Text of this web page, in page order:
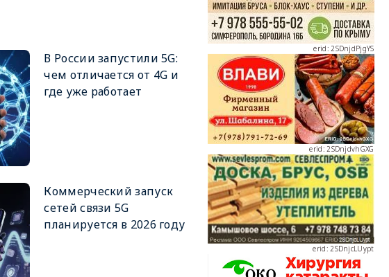
В России запустили 5G:
чем отличается от 4G и
где уже работает
Коммерческий запуск
сетей связи 5G
планируется в 2026 году
erid: 2SDnjdPjgYS
erid: 2SDnjdvhGXG
erid: 2SDnjcLUypt